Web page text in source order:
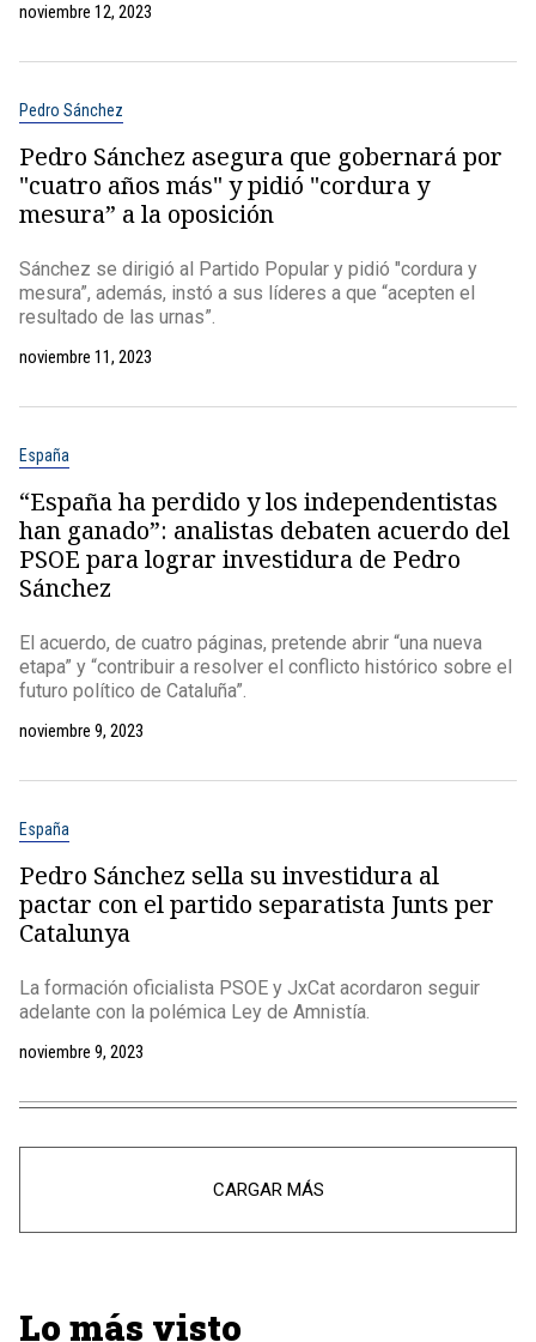
noviembre 12, 2023
Pedro Sánchez
Pedro Sánchez asegura que gobernará por
"cuatro años más" y pidió "cordura y
mesura” a la oposición
Sánchez se dirigió al Partido Popular y pidió "cordura y
mesura”, además, instó a sus líderes a que “acepten el
resultado de las urnas”.
noviembre 11, 2023
España
“España ha perdido y los independentistas
han ganado”: analistas debaten acuerdo del
PSOE para lograr investidura de Pedro
Sánchez
El acuerdo, de cuatro páginas, pretende abrir “una nueva
etapa” y “contribuir a resolver el conflicto histórico sobre el
futuro político de Cataluña”.
noviembre 9, 2023
España
Pedro Sánchez sella su investidura al
pactar con el partido separatista Junts per
Catalunya
La formación oficialista PSOE y JxCat acordaron seguir
adelante con la polémica Ley de Amnistía.
noviembre 9, 2023
CARGAR MÁS
Lo más visto